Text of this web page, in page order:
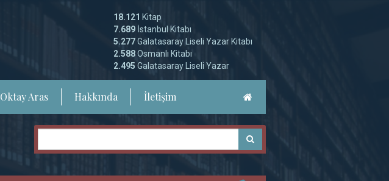
18.121 Kitap
7.689 İstanbul Kitabı
5.277Galatasaray Liseli Yazar Kitabı
2.588Osmanlı Kitabı
2.495 Galatasaray Liseli Yazar
Oktay Aras Hakkında İletişim